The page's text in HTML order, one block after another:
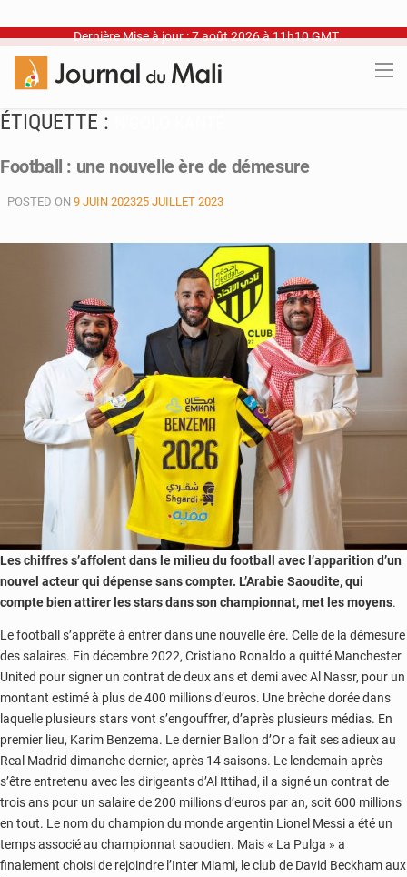
Dernière Mise à jour : 7 août 2026 à 11h10 GMT
ÉTIQUETTE :
Football : une nouvelle ère de démesure
POSTED ON 9 JUIN 202325 JUILLET 2023
Les chiffres s’affolent dans le milieu du football avec l’apparition d’un
nouvel acteur qui dépense sans compter. L’Arabie Saoudite, qui
compte bien attirer les stars dans son championnat, met les moyens.
Le football s’apprête à entrer dans une nouvelle ère. Celle de la démesure
des salaires. Fin décembre 2022, Cristiano Ronaldo a quitté Manchester
United pour signer un contrat de deux ans et demi avec Al Nassr, pour un
montant estimé à plus de 400 millions d’euros. Une brèche dorée dans
laquelle plusieurs stars vont s’engouffrer, d’après plusieurs médias. En
premier lieu, Karim Benzema. Le dernier Ballon d’Or a fait ses adieux au
Real Madrid dimanche dernier, après 14 saisons. Le lendemain après
s’être entretenu avec les dirigeants d’Al Ittihad, il a signé un contrat de
trois ans pour un salaire de 200 millions d’euros par an, soit 600 millions
en tout. Le nom du champion du monde argentin Lionel Messi a été un
temps associé au championnat saoudien. Mais « La Pulga » a
finalement choisi de rejoindre l’Inter Miami, le club de David Beckham aux